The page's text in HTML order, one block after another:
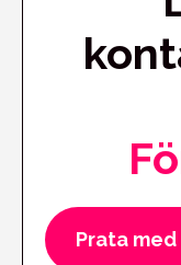
Prata